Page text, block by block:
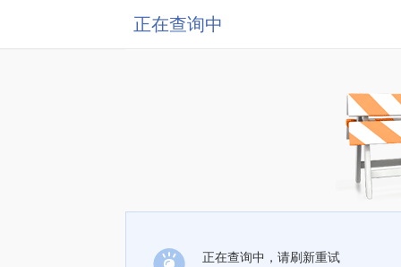
正在查询中
正在查询中，请刷新重试